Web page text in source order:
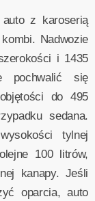
auto z karoserią
Nadwozie
i 1435
pochwalić się
do 495
sedana.
tylnej
100 litrów,
kanapy. Jeśli
oparcia, auto